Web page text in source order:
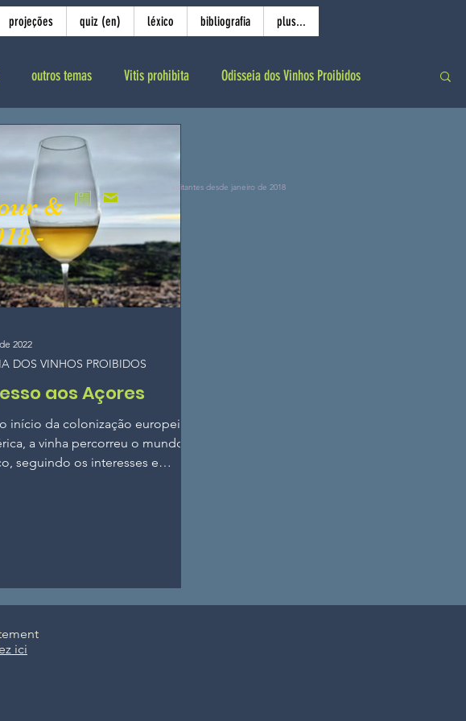
projeções quiz (en) léxico bibliografia plus...
outros temas Vitis prohibita Odisseia dos Vinhos Proibidos
aos Açores
início da colonização europeia
a vinha percorreu o mundo
seguindo os interesses e
DOS VINHOS PROIBIDOS
2022
ici
&
-
visitantes desde janeiro de 2018